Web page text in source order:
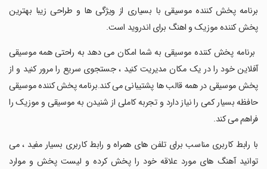
‏برنامه پخش کننده موسیقی با بسیاری از ویژگی ها و طراحی زیبا بهترین
پخش کننده موزیک و اهنگ برای اندروید است.
‏ برنامه پخش کننده موسیقی به شما امکان می دهد به راحتی همه موسیقی
آفلاین خود را در یک مکان مدیریت کنید ، جستجوی سریع را مرور کنید و از
پخش موسیقی در همه قالب ها پشتیبانی می کند.برنامه پخش کننده موسیقی
حافظه بسیار کمی را نیاز دارد و تجربه کاملی از شنیدن به موسیقی و موزیک را
فراهم می کند.
‏با رابط کاربری مناسب برای تلفن های همراه و رابط کاربری بسیار مفید ، می
توانید آهنگ های مورد علاقه خود را پخش کرده و لیست پخش و موارد